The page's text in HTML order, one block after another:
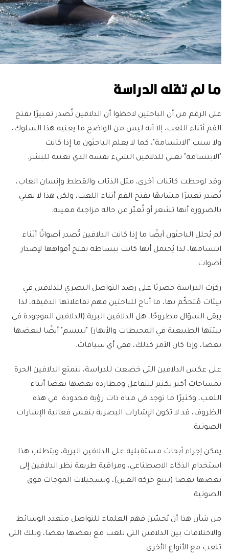
ما لم تقله الدراسة
على الرغم من أن الباحثين لاحظوا أن الدلافين تُصدر تعبيرًا بفتح
الفم أثناء اللعب، إلا أنه ليس من الواضح ما يعنيه هذا السلوك،
ولا سبب "الابتسامة"، كما لا يعلم الباحثون ما إذا كانت
"الابتسامة" تعني للدلافين الشيء نفسه الذي تعنيه للبشر.
وقد لوحظت كائنات أخرى، مثل الذئاب والقطط وإنسان الغاب،
تُصدر تعبيرًا مشابهًا بفتح الفم أثناء اللعب، ولكن هذا لا يعني
بالضرورة أنها تشعر أو تُعبّر عن حالة مزاجية معينة.
لم يُحلل الباحثون أيضًا ما إذا كانت الدلافين تُصدر أصواتًا أثناء
ابتسامها، لذا يُحتمل أنها كانت ببساطة تفتح أفواهها لإصدار
أصوات.
ركزت الدراسة حصريًا على رصد التواصل البصري للدلافين في
بيئات مُتحكّم بها، ما أتاح للباحثين فهم تفاعلاتها الدقيقة، لذا
يبقى السؤال مطروحًا، هل الدلافين البرية (الدلافين الموجودة في
بيئتها الطبيعية في المحيطات والأنهار) "تبتسم" أيضًا لبعضها
بعضا، وإذا كان الأمر كذلك، ففي أي سياقات.
على عكس الدلافين التي خضعت للدراسة، تتمتع الدلافين الحرة
بمساحات أكبر بكثير للتفاعل ومطاردة بعضها بعضا أثناء
اللعب، وكثيرًا ما توجد في مياه ذات رؤية محدودة. في هذه
الظروف، قد لا تكون الإشارات البصرية بنفس فعالية الإشارات
الصوتية.
يمكن إجراء أبحاث مستقبلية على الدلافين البرية، ويتطلب هذا
استخدام الذكاء الاصطناعي، ومراقبة طريقة نظر الدلافين إلى
بعضها بعضا (تتبع حركة العين)، وتسجيلات الموجات فوق
الصوتية.
من شأن هذا أن يُحسّن فهم العلماء للتواصل متعدد الوسائط
والاختلافات بين الدلافين التي تلعب مع بعضها بعضا، وتلك التي
تلعب مع الأنواع الأخرى.